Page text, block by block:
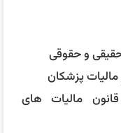
و حقوقی
پزشکان
معافیت تبصره ماده 100 قانون مالیات های